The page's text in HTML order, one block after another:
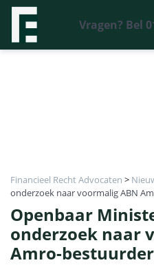
Vragen? Bel
Financieel Recht Advocaten >
onderzoek naar voormalig ABN
Openbaar
onderzoek naar
Amro-